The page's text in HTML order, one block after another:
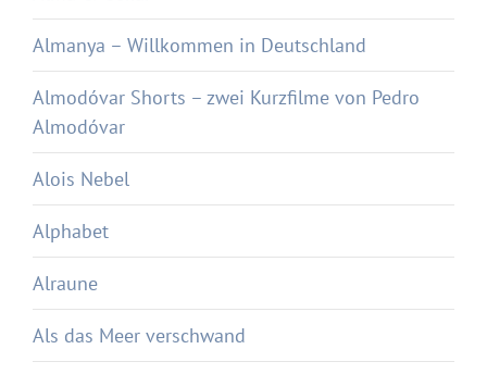
Almanya – Willkommen in Deutschland
Almodóvar Shorts – zwei Kurzfilme von Pedro
Almodóvar
Alois Nebel
Alphabet
Alraune
Als das Meer verschwand